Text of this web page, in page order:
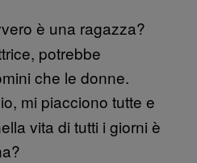
è una ragazza?
potrebbe
che le donne.
mi piacciono tutte e
vita di tutti i giorni è